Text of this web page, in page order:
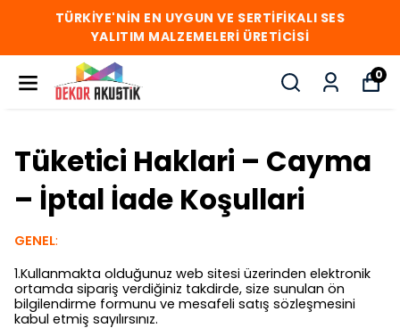
TÜRKİYE'NİN EN UYGUN VE SERTİFİKALI SES
YALITIM MALZEMELERİ ÜRETİCİSİ
0
Tüketici Haklari – Cayma
– İptal İade Koşullari
GENEL:
1.Kullanmakta olduğunuz web sitesi üzerinden elektronik
ortamda sipariş verdiğiniz takdirde, size sunulan ön
bilgilendirme formunu ve mesafeli satış sözleşmesini
kabul etmiş sayılırsınız.